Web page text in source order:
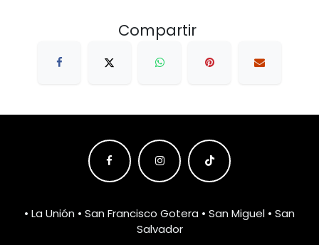
Compartir
• La Unión • San Francisco Gotera • San Miguel • San
Salvador